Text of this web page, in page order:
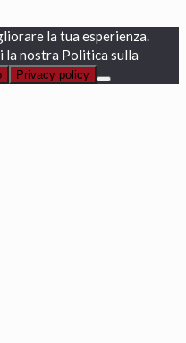
la tua esperienza.
la nostra Politica sulla
Privacy policy